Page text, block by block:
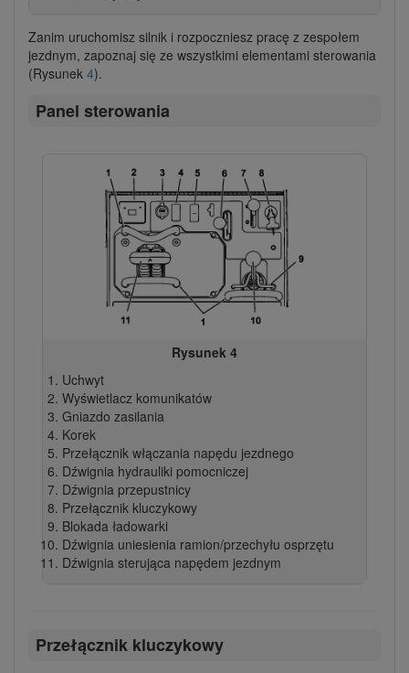
Zanim uruchomisz silnik i rozpoczniesz pracę z zespołem
jezdnym, zapoznaj się ze wszystkimi elementami sterowania
(Rysunek 4).
Panel sterowania
Rysunek 4
Uchwyt
Wyświetlacz komunikatów
Gniazdo zasilania
Korek
Przełącznik włączania napędu jezdnego
Dźwignia hydrauliki pomocniczej
Dźwignia przepustnicy
Przełącznik kluczykowy
Blokada ładowarki
Dźwignia uniesienia ramion/przechyłu osprzętu
Dźwignia sterująca napędem jezdnym
Przełącznik kluczykowy